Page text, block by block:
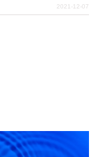
非常好。茂名市复古区是
2021-12-07